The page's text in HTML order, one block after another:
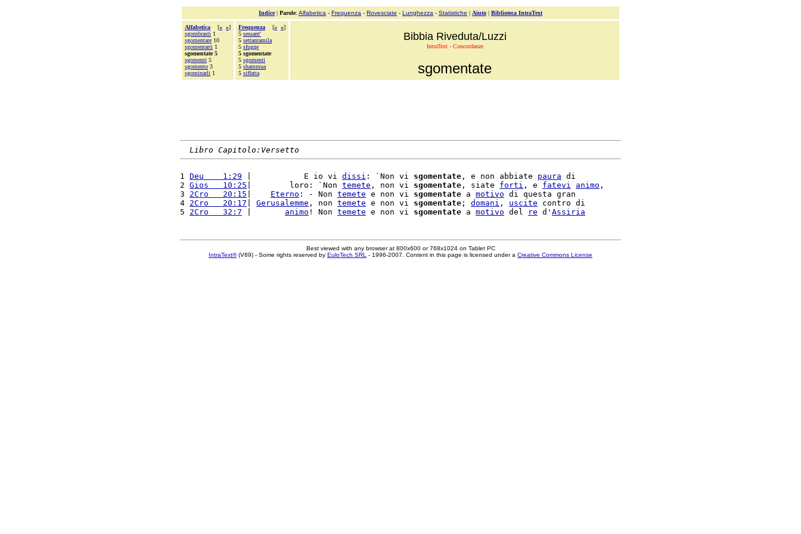
Indice| Parole: Alfabetica - Frequenza - Rovesciate - Lunghezza - Statistiche | Aiuto | Biblioteca IntraText
Alfabetica [« »]
sgombrasti 1
sgomentare 10
sgomentarti 1
sgomentate 5
sgomenti 5
sgomento 3
sgominarli 1
Frequenza [« »]
5 sessant'
5 settantamila
5 sfugge
5 sgomentate
5 sgomenti
5 shammua
5 siffatta
Bibbia Riveduta/Luzzi
IntraText - Concordanze
sgomentate
Libro Capitolo:Versetto
1 Deu    1:29 |           E io vi dissi : `Non vi sgomentate , e non abbiate paura di
2 Gios   10:25 |        loro: `Non temete , non vi sgomentate , siate forti , e fatevi animo ,
3 2Cro   20:15 Eterno : - Non temete e non vi sgomentate a motivo di questa gran
4 2Cro   20:17 Gerusalemme , non temete e non vi sgomentate ; domani , uscite contro di
5 2Cro   32:7 animo ! Non temete e non vi sgomentate a motivo del re d' Assiria
Best viewed with any browser at 800x600 or 768x1024 on Tablet PC
IntraText®(V89) - Some rights reserved by EuloTech SRL - 1996-2007. Content in this page is licensed under a Creative Commons License